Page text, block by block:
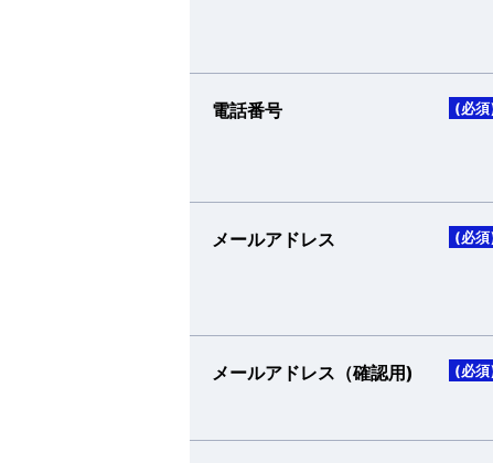
電話番号 (必須
メールアドレス (必須
メールアドレス（確認用) (必須